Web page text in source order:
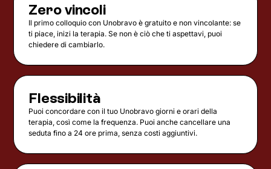
Zero vincoli
Il primo colloquio con Unobravo è gratuito e non vincolante: se
ti piace, inizi la terapia. Se non è ciò che ti aspettavi, puoi
chiedere di cambiarlo.
Flessibilità
Puoi concordare con il tuo Unobravo giorni e orari della
terapia, così come la frequenza. Puoi anche cancellare una
seduta fino a 24 ore prima, senza costi aggiuntivi.